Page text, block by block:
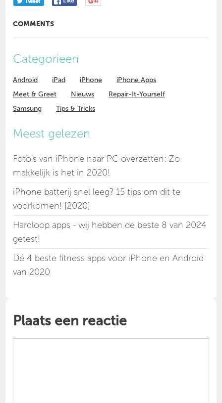
COMMENTS
Categorieen
Android iPad iPhone
iPhone Apps
Meet & Greet
Nieuws
Repair-It-Yourself
Samsung
Tips & Tricks
Meest gelezen
Foto's van iPhone naar PC overzetten: Zo
makkelijk is het in 2020!
iPhone batterij snel leeg? 15 tips om dit te
voorkomen! [2020]
Hardloop apps - wij hebben de beste 8 van 2024
getest!
Dé 4 beste fitness apps voor iPhone en Android
van 2020
Plaats een reactie